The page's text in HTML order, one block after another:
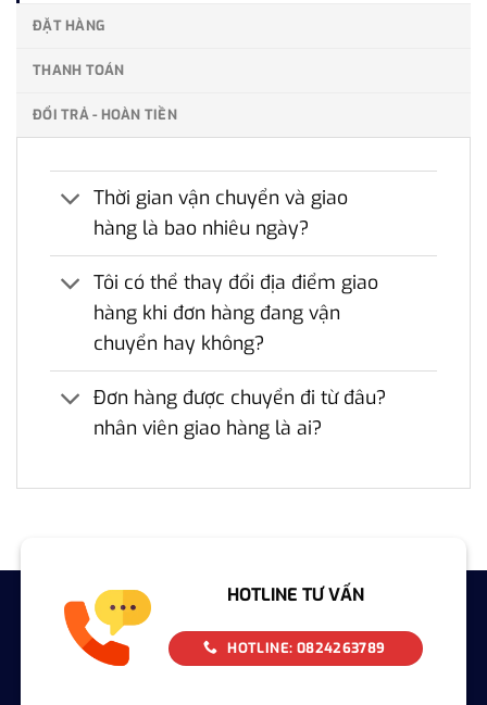
ĐẶT HÀNG
THANH TOÁN
ĐỔI TRẢ - HOÀN TIỀN
Thời gian vận chuyển và giao
hàng là bao nhiêu ngày?
Tôi có thể thay đổi địa điểm giao
hàng khi đơn hàng đang vận
chuyển hay không?
Đơn hàng được chuyển đi từ đâu?
nhân viên giao hàng là ai?
HOTLINE TƯ VẤN
HOTLINE: 0824263789